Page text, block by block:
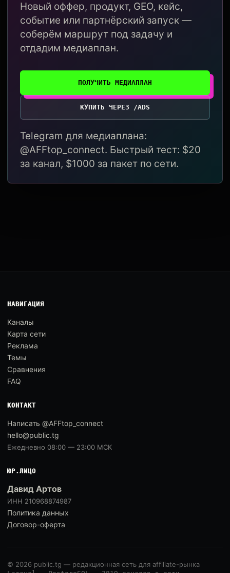
Новый оффер, продукт, GEO, кейс,
событие или партнёрский запуск —
соберём маршрут под задачу и
отдадим медиаплан.
ПОЛУЧИТЬ МЕДИАПЛАН
КУПИТЬ ЧЕРЕЗ /ADS
Telegram для медиаплана:
@AFFtop_connect. Быстрый тест: $20
за канал, $1000 за пакет по сети.
НАВИГАЦИЯ
Каналы
Карта сети
Реклама
Темы
Сравнения
FAQ
КОНТАКТ
Написать @AFFtop_connect
hello@public.tg
Ежедневно 08:00 — 23:00 МСК
ЮР.ЛИЦО
Давид Артов
ИНН 210968874987
Политика данных
Договор-оферта
© 2026 public.tg — редакционная сеть для affiliate-рынка